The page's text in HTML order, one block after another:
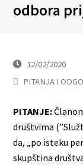
odbora
12/02/2020
PITANJA I
PITANJE:
društvima
da, „po isteku
skupština